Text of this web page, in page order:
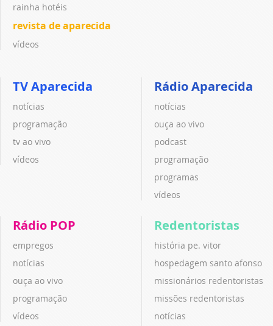
rainha hotéis
revista de aparecida
vídeos
TV Aparecida
notícias
programação
tv ao vivo
vídeos
Rádio Aparecida
notícias
ouça ao vivo
podcast
programação
programas
vídeos
Rádio POP
empregos
notícias
ouça ao vivo
programação
vídeos
Redentoristas
história pe. vitor
hospedagem santo afonso
missionários redentoristas
missões redentoristas
notícias